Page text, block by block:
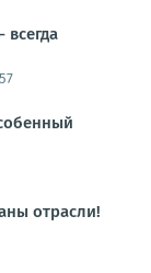
отрасли!